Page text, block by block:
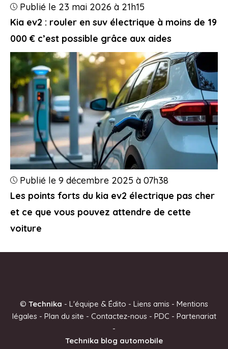
Kia ev2 : rouler en suv électrique à moins de 19
000 € c’est possible grâce aux aides
Publié le 23 mai 2026 à 21h15
Les points forts du kia ev2 électrique pas cher
et ce que vous pouvez attendre de cette
voiture
Publié le 9 décembre 2025 à 07h38
© Technika - L'équipe & Édito - Liens amis - Mentions
légales- Plan du site - Contactez-nous- PDC - Partenariat
-
Technika blog automobile